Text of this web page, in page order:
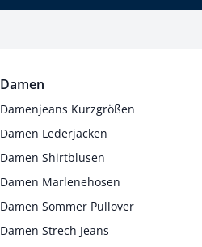
Damen
Damenjeans Kurzgrößen
Damen Lederjacken
Damen Shirtblusen
Damen Marlenehosen
Damen Sommer Pullover
Damen Strech Jeans